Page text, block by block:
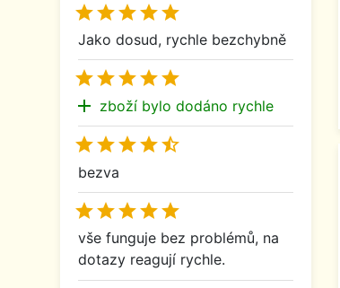

Jako dosud, rychle bezchybně

add zboží bylo dodáno rychle

bezva

vše funguje bez problémů, na
dotazy reagují rychle.